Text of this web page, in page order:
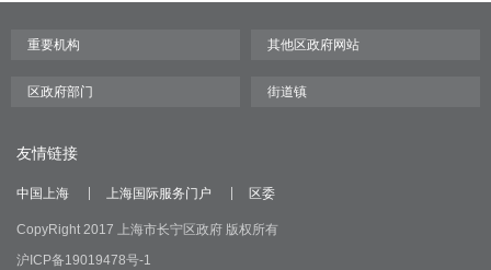
友情链接
中国上海 上海国际服务门户 区委
CopyRight 2017 上海市长宁区政府 版权所有
沪ICP备19019478号-1